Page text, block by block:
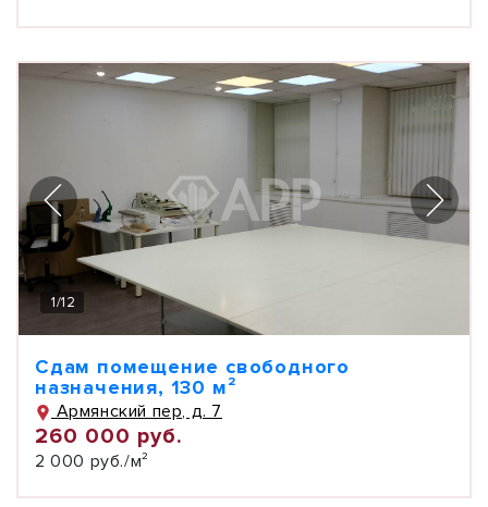
1/12
Сдам помещение свободного
назначения, 130 м²
Армянский пер, д. 7
260 000 руб.
2 000 руб./м²